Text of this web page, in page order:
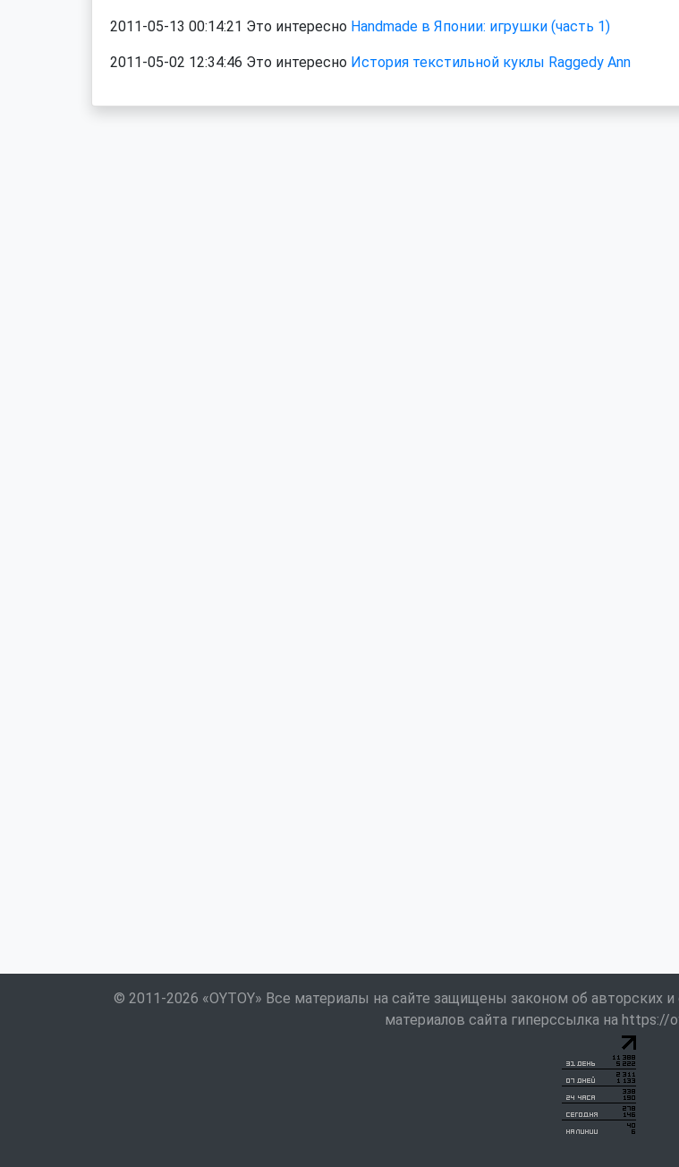
2011-05-13 00:14:21 Это интересно Handmade в Японии: игрушки (часть 1)
2011-05-02 12:34:46 Это интересно История текстильной куклы Raggedy Ann
© 2011-2026 «OYTOY» Все материалы на сайте защищены законом об авторских
материалов сайта гиперссылка на https://